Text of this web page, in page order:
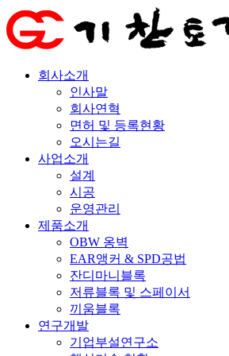
회사소개
인사말
회사연혁
면허 및 등록현황
오시는길
사업소개
설계
시공
운영관리
제품소개
OBW 옹벽
EAR앵커 & SPD공법
잔디마니블록
저류블록 및 스페이서
끼움블록
연구개발
기업부설연구소